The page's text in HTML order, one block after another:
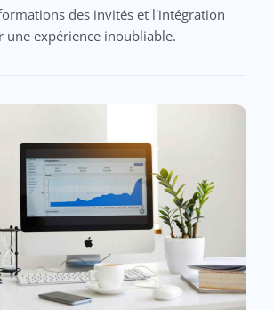
des invités et l'intégration
une expérience inoubliable.